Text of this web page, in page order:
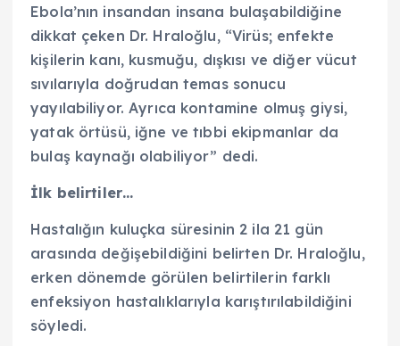
Ebola’nın insandan insana bulaşabildiğine
dikkat çeken Dr. Hraloğlu, “Virüs; enfekte
kişilerin kanı, kusmuğu, dışkısı ve diğer vücut
sıvılarıyla doğrudan temas sonucu
yayılabiliyor. Ayrıca kontamine olmuş giysi,
yatak örtüsü, iğne ve tıbbi ekipmanlar da
bulaş kaynağı olabiliyor” dedi.
İlk belirtiler…
Hastalığın kuluçka süresinin 2 ila 21 gün
arasında değişebildiğini belirten Dr. Hraloğlu,
erken dönemde görülen belirtilerin farklı
enfeksiyon hastalıklarıyla karıştırılabildiğini
söyledi.